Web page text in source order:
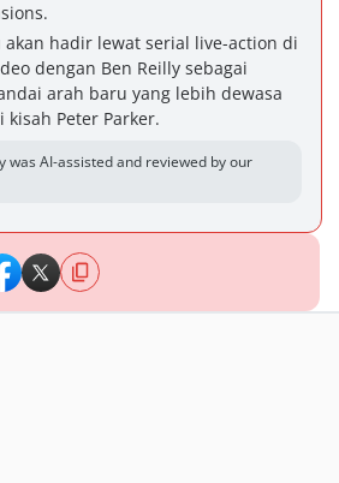
hadir lewat serial live-action di
dengan Ben Reilly sebagai
arah baru yang lebih dewasa
Peter Parker.
was AI-assisted and reviewed by our